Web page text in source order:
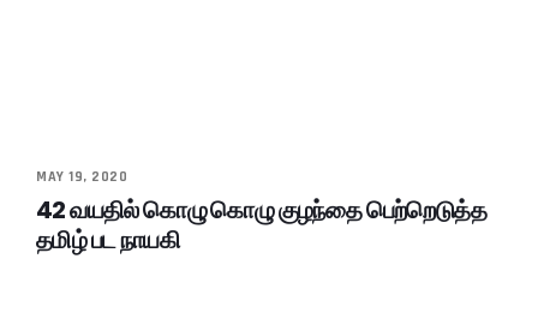
MAY 19, 2020
42 வயதில் கொழு கொழு குழந்தை பெற்றெடுத்த
தமிழ் பட நாயகி